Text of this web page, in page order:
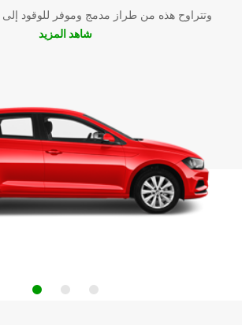
وتتراوح هذه من طراز مدمج وموفر للوقود إلى
شاهد المزيد